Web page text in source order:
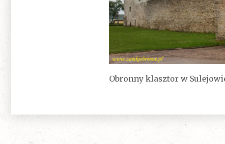
Obronny klasztor w